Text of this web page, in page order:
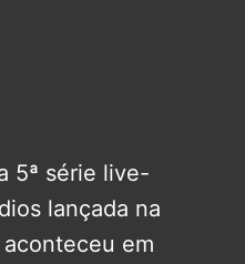
5ª série live-
lançada na
em